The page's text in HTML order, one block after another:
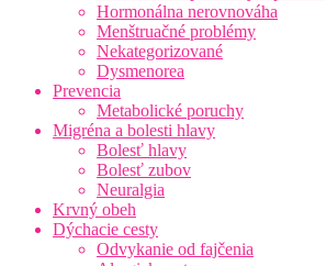
Hormonálna nerovnováha
Menštruačné problémy
Nekategorizované
Dysmenorea
Prevencia
Metabolické poruchy
Migréna a bolesti hlavy
Bolesť hlavy
Bolesť zubov
Neuralgia
Krvný obeh
Dýchacie cesty
Odvykanie od fajčenia